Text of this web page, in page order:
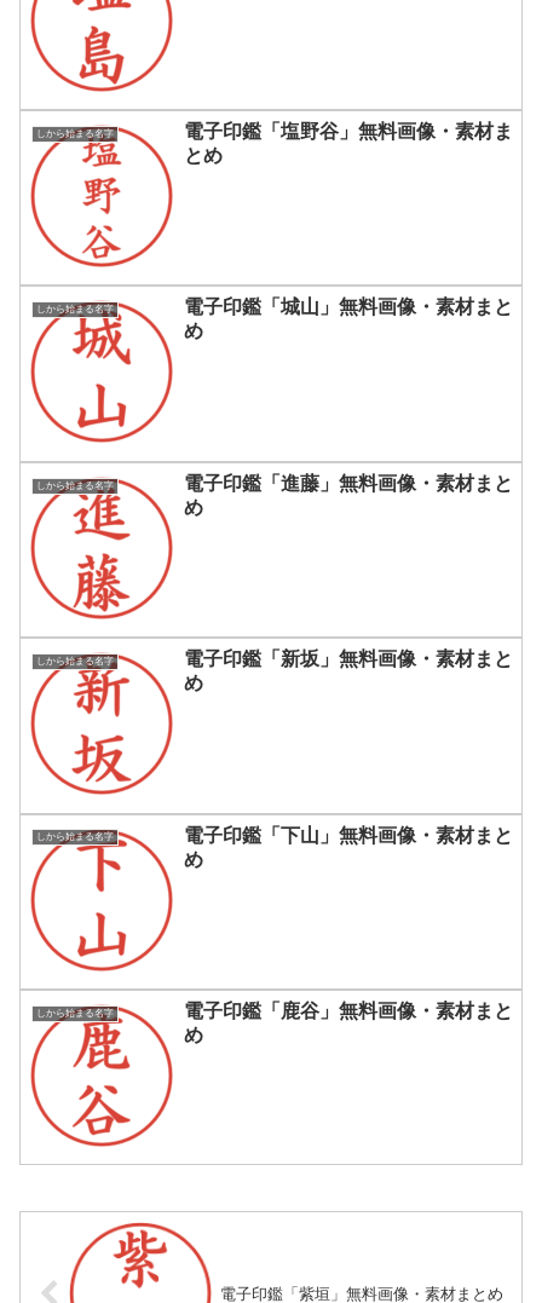
しから始まる名字
電子印鑑「塩野谷」無料画像・素材ま
とめ
しから始まる名字
電子印鑑「城山」無料画像・素材まと
め
しから始まる名字
電子印鑑「進藤」無料画像・素材まと
め
しから始まる名字
電子印鑑「新坂」無料画像・素材まと
め
しから始まる名字
電子印鑑「下山」無料画像・素材まと
め
しから始まる名字
電子印鑑「鹿谷」無料画像・素材まと
め
電子印鑑「紫垣」無料画像・素材まとめ